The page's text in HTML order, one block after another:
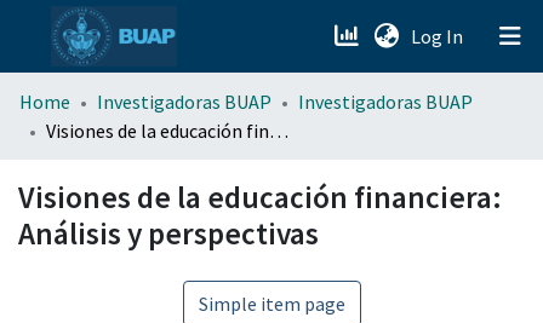
Log In (current)
menu.section.about_menu
Home Investigadoras BUAP
Investigadoras BUAP
Visiones de la educación financiera: Análisis y perspectivas
Visiones de la educación financiera:
Análisis y perspectivas
Simple item page